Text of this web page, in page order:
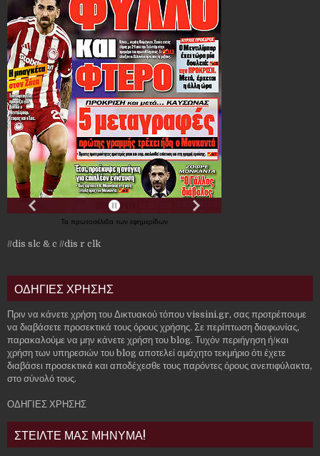
Τα πρωτοσέλιδα των εφημερίδων
//dis slc & c //dis r clk
ΟΔΗΓΙΕΣ ΧΡΗΣΗΣ
Πριν να κάνετε χρήση του Δικτυακού τόπου vissini.gr, σας προτρέπουμε
να διαβάσετε προσεκτικά τους όρους χρήσης. Σε περίπτωση διαφωνίας,
παρακαλούμε να μην κάνετε χρήση του blog. Τυχόν περιήγηση ή/και
χρήση των υπηρεσιών του blog αποτελεί αμάχητο τεκμήριο ότι έχετε
διαβάσει προσεκτικά και αποδέχεσθε τους παρόντες όρους ανεπιφύλακτα,
στο σύνολό τους.
ΟΔΗΓΙΕΣ ΧΡΗΣΗΣ
ΣΤΕΙΛΤΕ ΜΑΣ ΜΗΝΥΜΑ!